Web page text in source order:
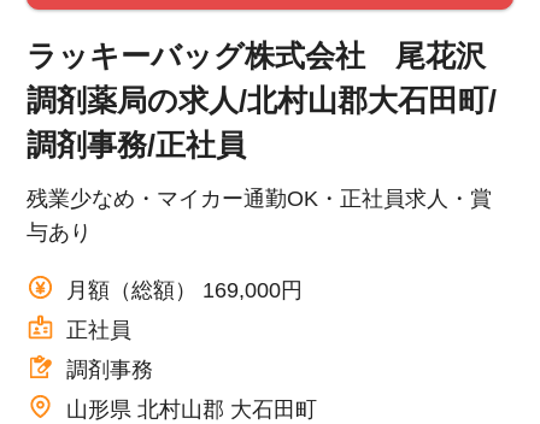
運営会社
ラッキーバッグ株式会社 尾花沢
調剤薬局の求人/北村山郡大石田町/
調剤事務/正社員
残業少なめ・マイカー通勤OK・正社員求人・賞
与あり
月額（総額） 169,000円
正社員
調剤事務
山形県 北村山郡 大石田町